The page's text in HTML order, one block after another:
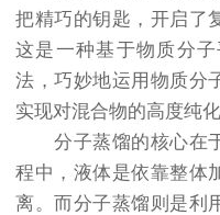
把精巧的钥匙，开启了
这是一种基于物质分
法，巧妙地运用物质分
实现对混合物的高度纯化
分子蒸馏的核心在于
程中，液体是依靠整体
离。而分子蒸馏则是利